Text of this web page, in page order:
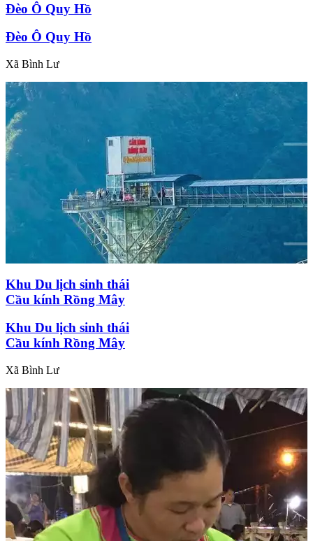
Đèo Ô Quy Hồ
Đèo Ô Quy Hồ
Xã Bình Lư
Khu Du lịch sinh thái
Cầu kính Rồng Mây
Khu Du lịch sinh thái
Cầu kính Rồng Mây
Xã Bình Lư